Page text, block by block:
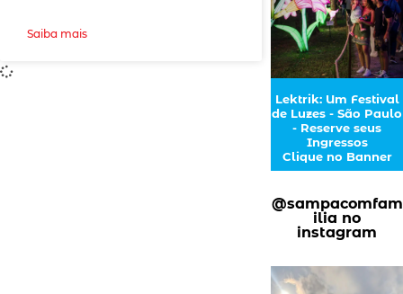
Saiba mais
Lektrik: Um Festival
de Luzes - São Paulo
- Reserve seus
Ingressos
Clique no Banner
@sampacomfam
ilia no
instagram